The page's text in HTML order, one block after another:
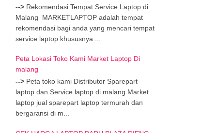
--> Rekomendasi Tempat Service Laptop di
Malang MARKETLAPTOP adalah tempat
rekomendasi bagi anda yang mencari tempat
service laptop khususnya ...
Peta Lokasi Toko Kami Market Laptop Di
malang
--> Peta toko kami Distributor Sparepart
laptop dan Service laptop di malang Market
laptop jual sparepart laptop termurah dan
bergaransi di m...